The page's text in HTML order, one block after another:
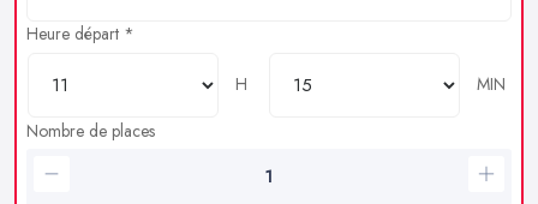
Heure départ *
H
MIN
Nombre de places